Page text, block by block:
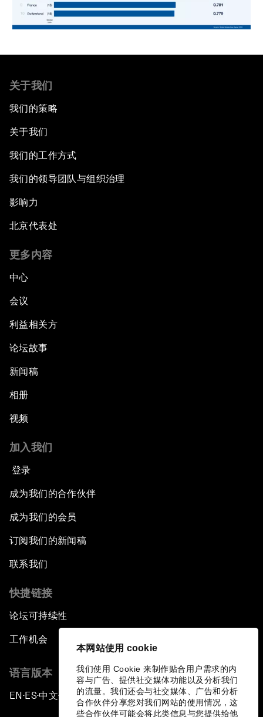
本网站使用 cookie
我们使用 Cookie 来制作贴合用户需求的内
容与广告、提供社交媒体功能以及分析我们
的流量。我们还会与社交媒体、广告和分析
合作伙伴分享您对我们网站的使用情况，这
些合作伙伴可能会将此类信息与您提供给他
关于我们
我们的策略
关于我们
我们的工作方式
我们的领导团队与组织治理
影响力
北京代表处
更多内容
中心
会议
利益相关方
论坛故事
新闻稿
相册
视频
加入我们
登录
成为我们的合作伙伴
成为我们的会员
订阅我们的新闻稿
联系我们
快捷链接
论坛可持续性
工作机会
语言版本
EN ▪ES▪中文▪ 日本語